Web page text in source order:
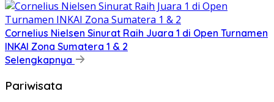
Cornelius Nielsen Sinurat Raih Juara 1 di Open Turnamen
INKAI Zona Sumatera 1 & 2
Selengkapnya
Pariwisata